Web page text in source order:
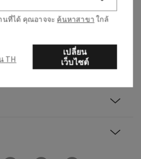
พร, กลีบดอกมิโมซ่า, ดอก
นที่ได้ คุณอาจจะ ค้นหาสาขาใกล้
อยู่ใน TH
เปลี่ยน
เว็บไซต์